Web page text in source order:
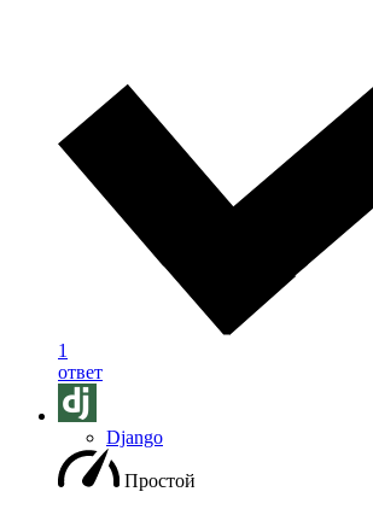
1
ответ
Django
Простой